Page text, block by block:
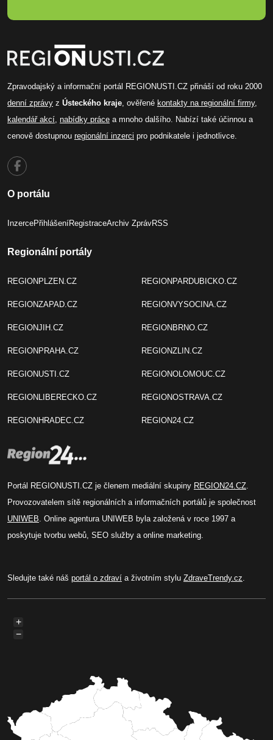
Zpravodajský a informační portál REGIONUSTI.CZ přináší od roku 2000
denní zprávy z Ústeckého kraje, ověřené kontakty na regionální firmy,
kalendář akcí, nabídky práce a mnoho dalšího. Nabízí také účinnou a
cenově dostupnou regionální inzerci pro podnikatele i jednotlivce.
O portálu
InzercePřihlášeníRegistraceArchiv ZprávRSS
Regionální portály
REGIONPLZEN.CZ
REGIONZAPAD.CZ
REGIONJIH.CZ
REGIONPRAHA.CZ
REGIONUSTI.CZ
REGIONLIBERECKO.CZ
REGIONHRADEC.CZ
REGIONPARDUBICKO.CZ
REGIONVYSOCINA.CZ
REGIONBRNO.CZ
REGIONZLIN.CZ
REGIONOLOMOUC.CZ
REGIONOSTRAVA.CZ
REGION24.CZ
Portál REGIONUSTI.CZ je členem mediální skupiny REGION24.CZ.
Provozovatelem sítě regionálních a informačních portálů je společnost
UNIWEB. Online agentura UNIWEB byla založená v roce 1997 a
poskytuje tvorbu webů, SEO služby a online marketing.
Sledujte také náš portál o zdraví a životním stylu ZdraveTrendy.cz.
+
−